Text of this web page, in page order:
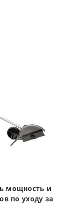
мощность и
по уходу за